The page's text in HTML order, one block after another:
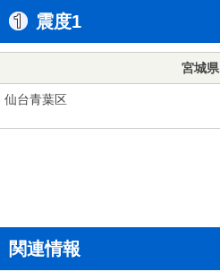
震度1
宮城県
仙台青葉区
関連情報